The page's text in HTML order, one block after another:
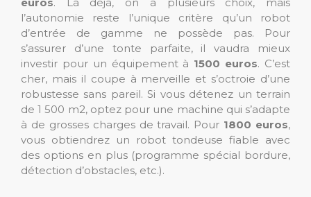
l’autonomie reste l’unique critère qu’un robot
d’entrée de gamme ne possède pas. Pour
s’assurer d’une tonte parfaite, il vaudra mieux
investir pour un équipement à 1500 euros. C’est
cher, mais il coupe à merveille et s’octroie d’une
robustesse sans pareil. Si vous détenez un terrain
de 1 500 m2, optez pour une machine qui s’adapte
à de grosses charges de travail. Pour 1800 euros,
vous obtiendrez un robot tondeuse fiable avec
des options en plus (programme spécial bordure,
détection d’obstacles, etc.).